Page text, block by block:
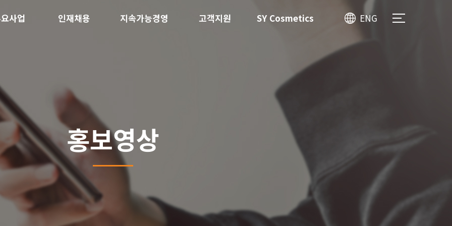
ENG
사업 인재채용 지속가능경영 고객지원 SY Cosmetics
홍보영상